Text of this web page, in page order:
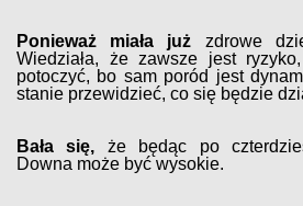
Ponieważ miała już zdrowe
Wiedziała, że zawsze jest
potoczyć, bo sam poród jest
stanie przewidzieć, co się będzie
Bała się, że będąc po
Downa może być wysokie.